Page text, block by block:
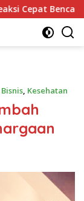
Jaga
, Kesehatan